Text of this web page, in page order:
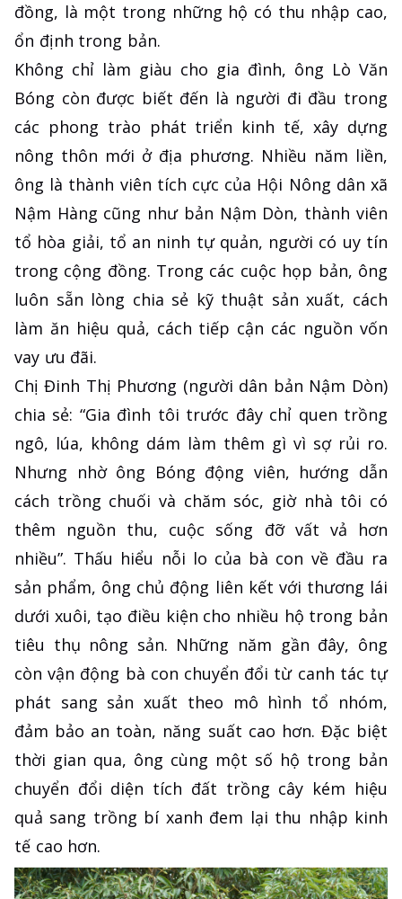
đồng, là một trong những hộ có thu nhập cao,
ổn định trong bản.
Không chỉ làm giàu cho gia đình, ông Lò Văn
Bóng còn được biết đến là người đi đầu trong
các phong trào phát triển kinh tế, xây dựng
nông thôn mới ở địa phương. Nhiều năm liền,
ông là thành viên tích cực của Hội Nông dân xã
Nậm Hàng cũng như bản Nậm Dòn, thành viên
tổ hòa giải, tổ an ninh tự quản, người có uy tín
trong cộng đồng. Trong các cuộc họp bản, ông
luôn sẵn lòng chia sẻ kỹ thuật sản xuất, cách
làm ăn hiệu quả, cách tiếp cận các nguồn vốn
vay ưu đãi.
Chị Đinh Thị Phương (người dân bản Nậm Dòn)
chia sẻ: “Gia đình tôi trước đây chỉ quen trồng
ngô, lúa, không dám làm thêm gì vì sợ rủi ro.
Nhưng nhờ ông Bóng động viên, hướng dẫn
cách trồng chuối và chăm sóc, giờ nhà tôi có
thêm nguồn thu, cuộc sống đỡ vất vả hơn
nhiều”. Thấu hiểu nỗi lo của bà con về đầu ra
sản phẩm, ông chủ động liên kết với thương lái
dưới xuôi, tạo điều kiện cho nhiều hộ trong bản
tiêu thụ nông sản. Những năm gần đây, ông
còn vận động bà con chuyển đổi từ canh tác tự
phát sang sản xuất theo mô hình tổ nhóm,
đảm bảo an toàn, năng suất cao hơn. Đặc biệt
thời gian qua, ông cùng một số hộ trong bản
chuyển đổi diện tích đất trồng cây kém hiệu
quả sang trồng bí xanh đem lại thu nhập kinh
tế cao hơn.